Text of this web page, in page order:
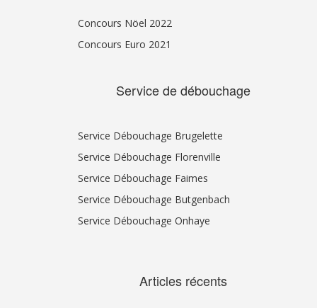
Concours Nöel 2022
Concours Euro 2021
Service de débouchage
Service Débouchage Brugelette
Service Débouchage Florenville
Service Débouchage Faimes
Service Débouchage Butgenbach
Service Débouchage Onhaye
Articles récents